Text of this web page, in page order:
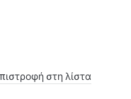
στη λίστα